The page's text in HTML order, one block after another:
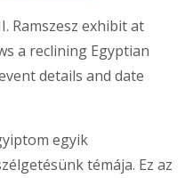
egyik
témája. Ez az